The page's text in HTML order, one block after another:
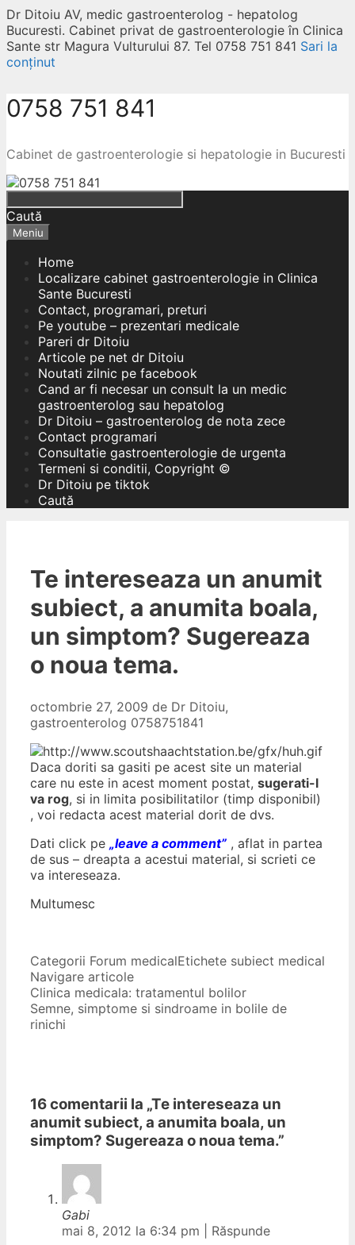
Dr Ditoiu AV, medic gastroenterolog - hepatolog
Bucuresti. Cabinet privat de gastroenterologie în Clinica
Sante str Magura Vulturului 87. Tel 0758 751 841 Sari la
conținut
0758 751 841
Cabinet de gastroenterologie si hepatologie in Bucuresti
Caută
Meniu
Home
Localizare cabinet gastroenterologie in Clinica
Sante Bucuresti
Contact, programari, preturi
Pe youtube – prezentari medicale
Pareri dr Ditoiu
Articole pe net dr Ditoiu
Noutati zilnic pe facebook
Cand ar fi necesar un consult la un medic
gastroenterolog sau hepatolog
Dr Ditoiu – gastroenterolog de nota zece
Contact programari
Consultatie gastroenterologie de urgenta
Termeni si conditii, Copyright ©
Dr Ditoiu pe tiktok
Caută
Te intereseaza un anumit
subiect, a anumita boala,
un simptom? Sugereaza
o noua tema.
octombrie 27, 2009 de Dr Ditoiu,
gastroenterolog 0758751841
Daca doriti sa gasiti pe acest site un material
care nu este in acest moment postat, sugerati-l
va rog, si in limita posibilitatilor (timp disponibil)
, voi redacta acest material dorit de dvs.
Dati click pe „leave a comment” , aflat in partea
de sus – dreapta a acestui material, si scrieti ce
va intereseaza.
Multumesc
Categorii Forum medicalEtichete subiect medical
Navigare articole
Clinica medicala: tratamentul bolilor
Semne, simptome si sindroame in bolile de
rinichi
16 comentarii la „Te intereseaza un
anumit subiect, a anumita boala, un
simptom? Sugereaza o noua tema.”
Gabi
mai 8, 2012 la 6:34 pm
Răspunde